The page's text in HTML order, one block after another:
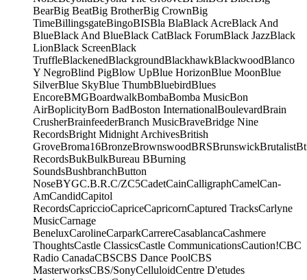
BearBig BeatBig BrotherBig CrownBig
TimeBillingsgateBingoBISBla BlaBlack AcreBlack And
BlueBlack And BlueBlack CatBlack ForumBlack JazzBlack
LionBlack ScreenBlack
TruffleBlackenedBlackgroundBlackhawkBlackwoodBlanco
Y NegroBlind PigBlow UpBlue HorizonBlue MoonBlue
SilverBlue SkyBlue ThumbBluebirdBlues
EncoreBMGBoardwalkBombaBomba MusicBon
AirBoplicityBorn BadBoston InternationalBoulevardBrain
CrusherBrainfeederBranch MusicBraveBridge Nine
RecordsBright Midnight ArchivesBritish
GroveBroma16BronzeBrownswoodBRSBrunswickBrutalist
RecordsBukBulkBureau BBurning
SoundsBushbranchButton
NoseBYGC.B.R.C/ZC5CadetCainCalligraphCamelCan-
AmCandidCapitol
RecordsCapriccioCapriceCapricornCaptured TracksCarlyne
MusicCarnage
BeneluxCarolineCarparkCarrereCasablancaCashmere
ThoughtsCastle ClassicsCastle CommunicationsCaution!CBC
Radio CanadaCBSCBS Dance PoolCBS
MasterworksCBS/SonyCelluloidCentre D'etudes